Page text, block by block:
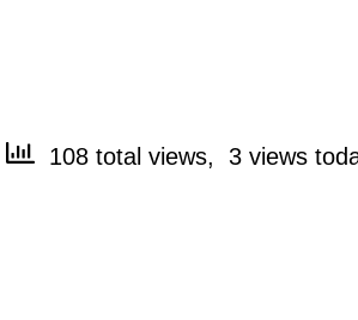
108 total views, 3 views